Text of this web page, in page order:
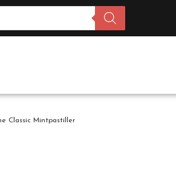
Classic Mintpastiller